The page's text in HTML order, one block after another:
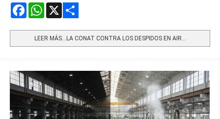
FacebookWhatsApp
LEER MÁS…LA CONAT CONTRA LOS DESPIDOS EN AIR...